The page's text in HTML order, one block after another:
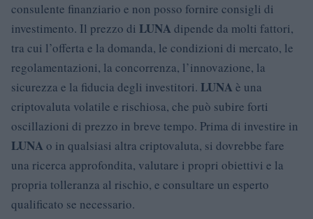
consulente finanziario e non posso fornire consigli di
investimento. Il prezzo di LUNA dipende da molti fattori,
tra cui l’offerta e la domanda, le condizioni di mercato, le
regolamentazioni, la concorrenza, l’innovazione, la
sicurezza e la fiducia degli investitori. LUNA è una
criptovaluta volatile e rischiosa, che può subire forti
oscillazioni di prezzo in breve tempo. Prima di investire in
LUNA o in qualsiasi altra criptovaluta, si dovrebbe fare
una ricerca approfondita, valutare i propri obiettivi e la
propria tolleranza al rischio, e consultare un esperto
qualificato se necessario.